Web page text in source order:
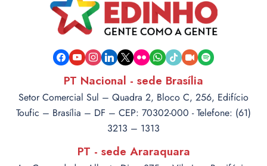
facebook
youtubeinstagram
linkedin
x flickrwhatsapp
tiktokvideo-spotify
PT Nacional - sede Brasília
Setor Comercial Sul – Quadra 2, Bloco C, 256, Edifício
Toufic – Brasília – DF – CEP: 70302-000 - Telefone: (61)
3213 – 1313
PT - sede Araraquara